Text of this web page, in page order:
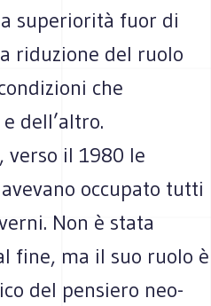
superiorità fuor di
riduzione del ruolo
che
dell’altro.
verso il 1980 le
occupato tutti
Non è stata
fine, ma il suo ruolo è
del pensiero neo-